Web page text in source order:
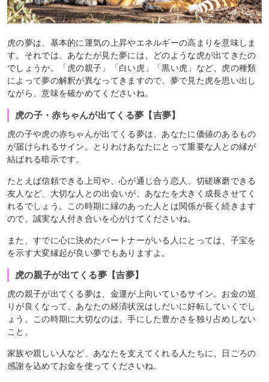
虎の夢は、基本的に運気の上昇やエネルギーの高まりを意味しま
す。それでは、あなたが見た夢には、どのような虎が出てきたの
でしょうか。「虎の親子」「白い虎」「黒い虎」など、虎の種類
によって夢の解釈が異なってきますので、夢で見た虎を思い出し
ながら、意味を確かめてくださいね。
虎の子・赤ちゃんが出てくる夢【吉夢】
虎の子や虎の赤ちゃんが出てくる夢は、あなたに価値のあるもの
が届けられるサイン。とりわけあなたにとって重要な人との縁が
結ばれる暗示です。
たとえば信頼できる上司や、心が通じ合う恋人、切磋琢磨できる
友人など、大切な人との出会いが、あなたを大きく成長させてく
れるでしょう。この時期に縁のあった人とは関係が長く続きます
ので、誠実な人付き合いを心がけてくださいね。
また、すでに心に決めたパートナーがいる人にとっては、子宝を
を示す大変縁起が良い夢でもありますよ。
虎の親子が出てくる夢【吉夢】
虎の親子が出てくる夢は、金運が上向いているサイン。お金の巡
りが良くなって、あなたの経済状況はしだいに好転していくでし
ょう。この時期に大切なのは、手にした豊かさを独り占めしない
こと。
家族や親しい人など、あなたを支えてくれる人たちに、日ごろの
感謝を込めてお金を使ってくださいね。